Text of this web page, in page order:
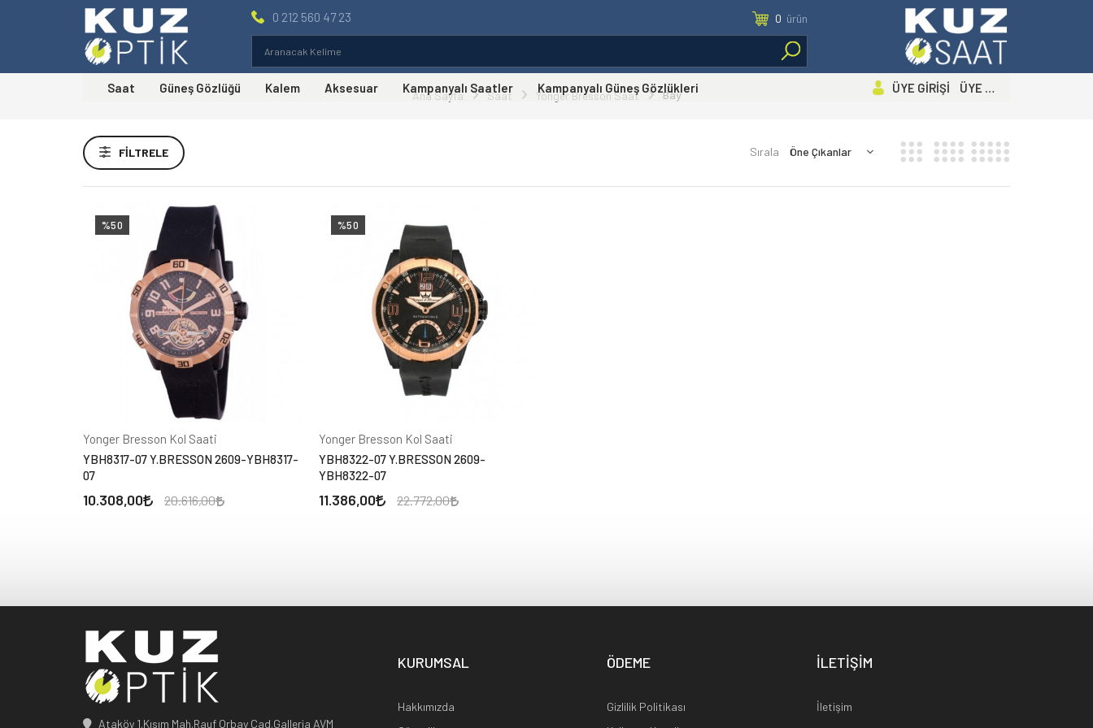
0 212 560 47 23 0 ürün
Saat Güneş Gözlüğü Kalem Aksesuar Kampanyalı Saatler Kampanyalı Güneş Gözlükleri ÜYE GİRİŞİ ÜYE OL
Ana Sayfa Saat Yonger Bresson Saat Bay
Fiyat Aralığı
Markalar
Yonger Bresson Kol Saati
FILTRELE Sırala
%50
Yonger Bresson Kol Saati
YBH8317-07 Y.BRESSON 2609-YBH8317-
07
10.308,00 20.616,00
%50
Yonger Bresson Kol Saati
YBH8322-07 Y.BRESSON 2609-
YBH8322-07
11.386,00 22.772,00
Ataköy 1.Kısım Mah.Rauf Orbay Cad.Galleria AVM
KURUMSAL
Hakkımızda
ÖDEME
Gizlilik Politikası
İLETİŞİM
İletişim